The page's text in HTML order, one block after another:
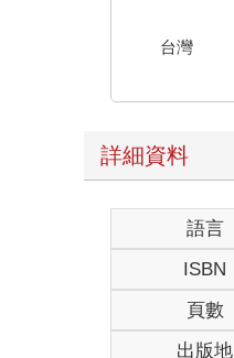
台灣
詳細資料
語言
ISBN
頁數
出版地